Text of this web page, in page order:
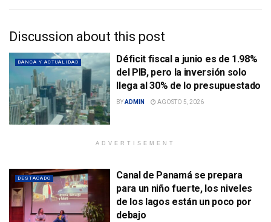
Discussion about this post
BANCA Y ACTUALIDAD
Déficit fiscal a junio es de 1.98%
del PIB, pero la inversión solo
llega al 30% de lo presupuestado
BYADMIN AGOSTO 5, 2026
ADVERTISEMENT
DESTACADO
Canal de Panamá se prepara
para un niño fuerte, los niveles
de los lagos están un poco por
debajo